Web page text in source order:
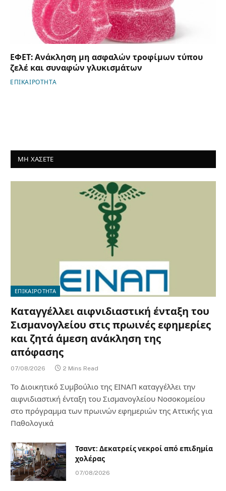
ΕΦΕΤ: Ανάκληση μη ασφαλών τροφίμων τύπου
ζελέ και συναφών γλυκισμάτων
ΕΠΙΚΑΙΡΟΤΗΤΑ
ΜΗ ΧΑΣΕΤΕ
ΕΠΙΚΑΙΡΟΤΗΤΑ
Καταγγέλλει αιφνιδιαστική ένταξη του
Σισμανογλείου στις πρωινές εφημερίες
και ζητά άμεση ανάκληση της
απόφασης
07/08/2026 2 Mins Read
Το Διοικητικό Συμβούλιο της ΕΙΝΑΠ καταγγέλλει την
αιφνιδιαστική ένταξη του Σισμανογλείου Νοσοκομείου
στο πρόγραμμα των πρωινών εφημεριών της Αττικής για
Παθολογικά
Τσαντ: Δεκατρείς νεκροί από επιδημία
χολέρας
07/08/2026